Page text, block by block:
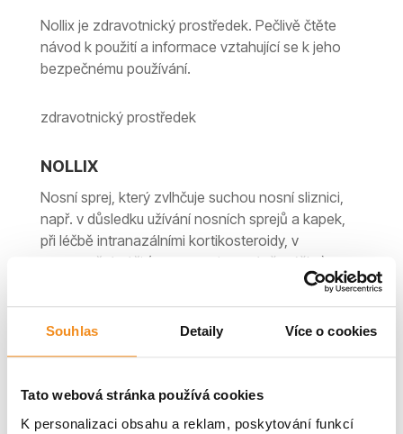
Souhlas Detaily Více o cookies
Tato webová stránka používá cookies
K personalizaci obsahu a reklam, poskytování funkcí
Nollix je zdravotnický prostředek. Pečlivě čtěte
návod k použití a informace vztahující se k jeho
bezpečnému používání.
zdravotnický prostředek
NOLLIX
Nosní sprej, který zvlhčuje suchou nosní sliznici,
např. v důsledku užívání nosních sprejů a kapek,
při léčbě intranazálními kortikosteroidy, v
pooperační péči (po operaci nosní přepážky)
respirátorů.
nollix.cz